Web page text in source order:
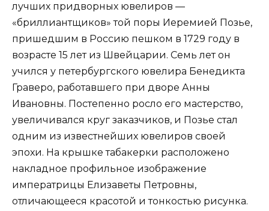
лучших придворных ювелиров —
«бриллиантщиков» той поры Иеремией Позье,
пришедшим в Россию пешком в 1729 году в
возрасте 15 лет из Швейцарии. Семь лет он
учился у петербургского ювелира Бенедикта
Граверо, работавшего при дворе Анны
Ивановны. Постепенно росло его мастерство,
увеличивался круг заказчиков, и Позье стал
одним из известнейших ювелиров своей
эпохи. На крышке табакерки расположено
накладное профильное изображение
императрицы Елизаветы Петровны,
отличающееся красотой и тонкостью рисунка.